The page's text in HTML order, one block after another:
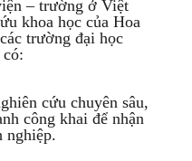
– trường ở Việt
khoa học của Hoa
trường đại học
cứu chuyên sâu,
công khai để nhận
nghiệp.